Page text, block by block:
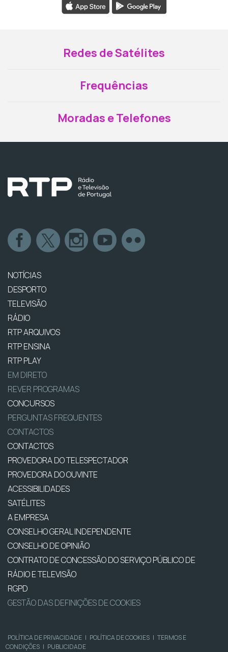
Redes de Satélites
Frequências
Moradas e Telefones
NOTÍCIAS
DESPORTO
TELEVISÃO
RÁDIO
RTP ARQUIVOS
RTP ENSINA
RTP PLAY
EM DIRETO
REVER PROGRAMAS
CONCURSOS
PERGUNTAS FREQUENTES
CONTACTOS
CONTACTOS
PROVEDORA DO TELESPECTADOR
PROVEDORA DO OUVINTE
ACESSIBILIDADES
SATÉLITES
A EMPRESA
CONSELHO GERAL INDEPENDENTE
CONSELHO DE OPINIÃO
CONTRATO DE CONCESSÃO DO SERVIÇO PÚBLICO DE
RÁDIO E TELEVISÃO
RGPD
GESTÃO DAS DEFINIÇÕES DE COOKIES
POLÍTICA DE PRIVACIDADE | POLÍTICA DE COOKIES | TERMOS E
CONDIÇÕES | PUBLICIDADE